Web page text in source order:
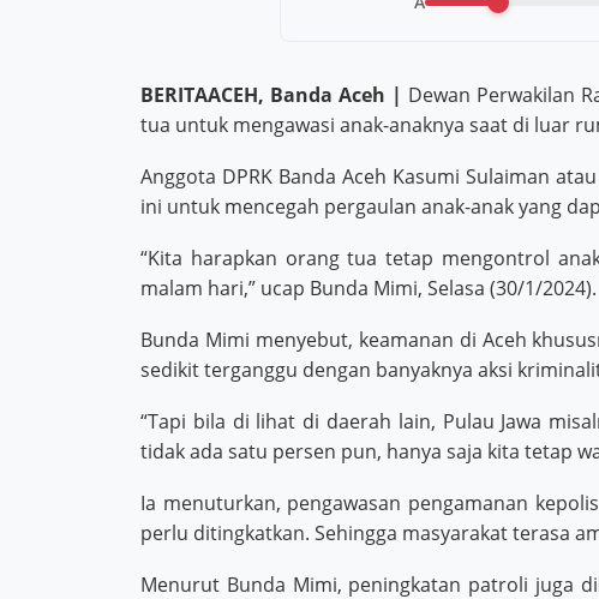
BERITAACEH, Banda Aceh | Dewan Perwakilan
tua untuk mengawasi anak-anaknya saat di luar
Anggota DPRK Banda Aceh Kasumi Sulaiman
ini untuk mencegah pergaulan anak-anak yang
“Kita harapkan orang tua tetap mengontrol
malam hari,” ucap Bunda Mimi, Selasa (30/1/2024).
Bunda Mimi menyebut, keamanan di Aceh
sedikit terganggu dengan banyaknya aksi
“Tapi bila di lihat di daerah lain, Pulau Jawa
tidak ada satu persen pun, hanya saja kita tetap
Ia menuturkan, pengawasan pengamanan
perlu ditingkatkan. Sehingga masyarakat terasa
Menurut Bunda Mimi, peningkatan patroli juga